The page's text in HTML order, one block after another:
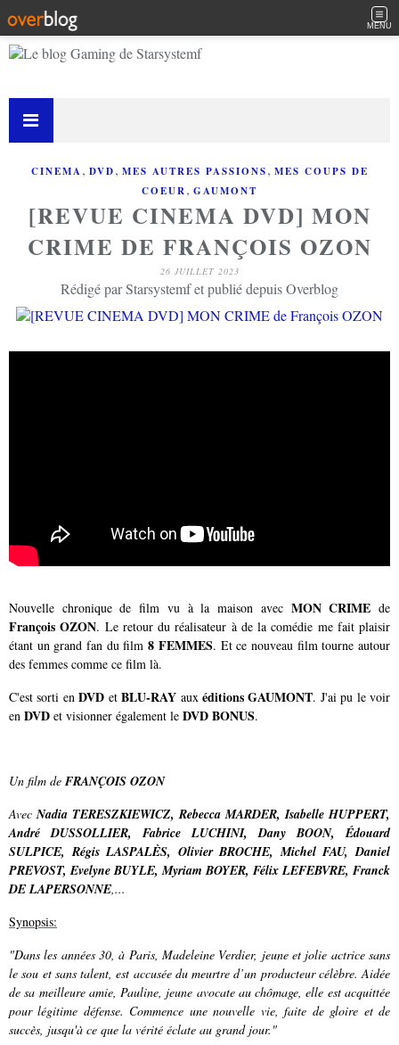
MENU
CINEMA, DVD, MES AUTRES PASSIONS, MES COUPS DE
COEUR, GAUMONT
[REVUE CINEMA DVD] MON
CRIME DE FRANÇOIS OZON
26 JUILLET 2023
Rédigé par Starsystemf et publié depuis Overblog
Nouvelle chronique de film vu à la maison avec MON CRIME de
François OZON. Le retour du réalisateur à de la comédie me fait plaisir
étant un grand fan du film8 FEMMES. Et ce nouveau film tourne autour
des femmes comme ce film là.
C'est sorti enDVD etBLU-RAY aux éditions GAUMONT. J'ai pu le voir
en DVD et visionner également le DVD BONUS.
Un film de FRANÇOIS OZON
Avec Nadia TERESZKIEWICZ,Rebecca MARDER, Isabelle HUPPERT,
André DUSSOLLIER, Fabrice LUCHINI, Dany BOON, Édouard
SULPICE, Régis LASPALÈS, Olivier BROCHE, Michel FAU, Daniel
PREVOST, Evelyne BUYLE, Myriam BOYER, Félix LEFEBVRE, Franck
DE LAPERSONNE ,...
Synopsis:
"Dans les années 30, à Paris, Madeleine Verdier, jeune et jolie actrice sans
le sou et sans talent, est accusée du meurtre d’un producteur célèbre. Aidée
de sa meilleure amie, Pauline, jeune avocate au chômage, elle est acquittée
pour légitime défense. Commence une nouvelle vie, faite de gloire et de
succès, jusqu'à ce que la vérité éclate au grand jour."